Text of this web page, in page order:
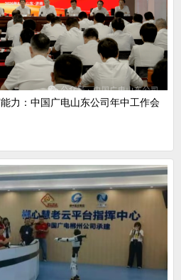
力：中国广电山东公司年中工作会